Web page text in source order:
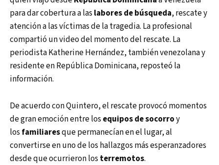
para dar cobertura a las labores de búsqueda, rescate y
atención a las víctimas de la tragedia. La profesional
compartió un video del momento del rescate. La
periodista Katherine Hernández, también venezolana y
residente en República Dominicana, reposteó la
información.
De acuerdo con Quintero, el rescate provocó momentos
de gran emoción entre los equipos de socorroy
los familiaresque permanecían en el lugar, al
convertirse en uno de los hallazgos más esperanzadores
desde que ocurrieron los terremotos.